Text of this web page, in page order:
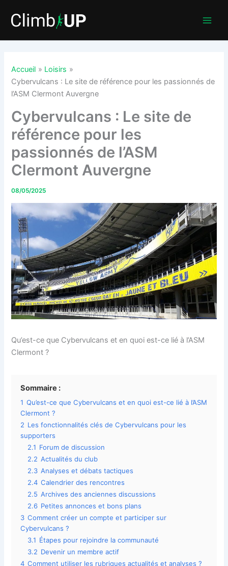
contenu
Accueil
Loisirs
Cybervulcans : Le site de référence pour les passionnés de
l’ASM Clermont Auvergne
Cybervulcans : Le site de
référence pour les
passionnés de l’ASM
Clermont Auvergne
08/05/2025
Qu’est-ce que Cybervulcans et en quoi est-ce lié à l’ASM
Clermont ?
Sommaire :
1 Qu’est-ce que Cybervulcans et en quoi est-ce lié à l’ASM
Clermont ?
2 Les fonctionnalités clés de Cybervulcans pour les
supporters
2.1 Forum de discussion
2.2 Actualités du club
2.3 Analyses et débats tactiques
2.4 Calendrier des rencontres
2.5 Archives des anciennes discussions
2.6 Petites annonces et bons plans
3 Comment créer un compte et participer sur
Cybervulcans ?
3.1 Étapes pour rejoindre la communauté
3.2 Devenir un membre actif
4 Comment utiliser les rubriques actualités et analyses ?